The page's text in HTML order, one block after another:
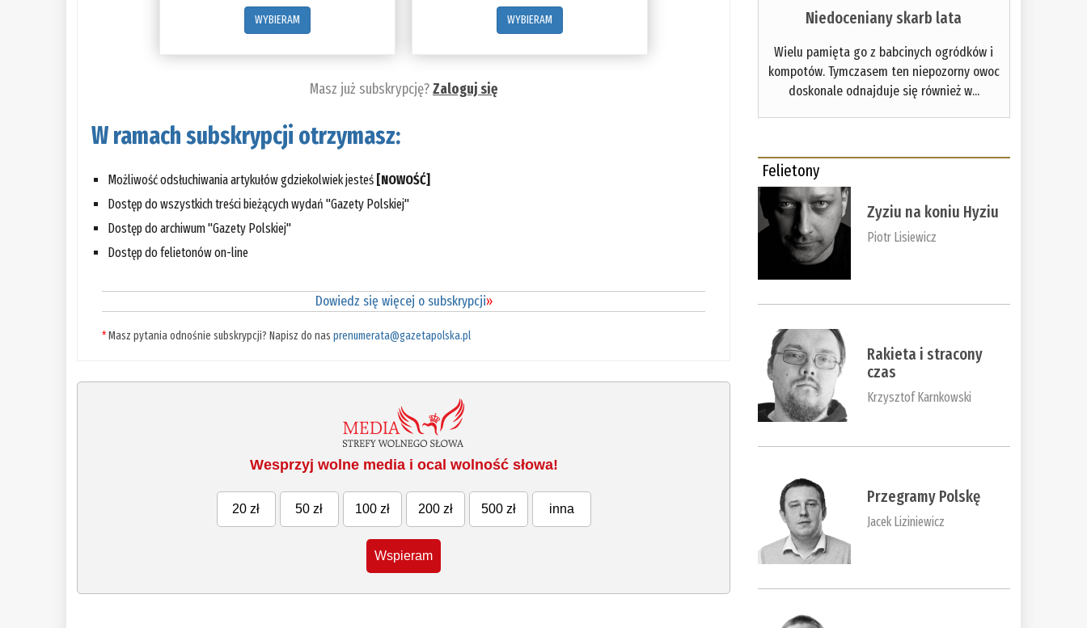
WYBIERAM WYBIERAM
Masz już subskrypcję?Zaloguj się
W ramach subskrypcji otrzymasz:
Możliwość odsłuchiwania artykułów gdziekolwiek jesteś [NOWOŚĆ]
Dostęp do wszystkich treści bieżących wydań "Gazety Polskiej"
Dostęp do archiwum "Gazety Polskiej"
Dostęp do felietonów on-line
Dowiedz się więcej o subskrypcji»
*Masz pytania odnośnie subskrypcji? Napisz do nasprenumerata@gazetapolska.pl
Wesprzyj wolne media i ocal wolność słowa!
20 zł 50 zł 100 zł 200 zł 500 zł inna
Wspieram
Niedoceniany skarb lata
Wielu pamięta go z babcinych ogródków i
kompotów. Tymczasem ten niepozorny owoc
doskonale odnajduje się również w...
Felietony
Zyziu na koniu Hyziu
Piotr Lisiewicz
Rakieta i stracony
czas
Krzysztof Karnkowski
Przegramy Polskę
Jacek Liziniewicz